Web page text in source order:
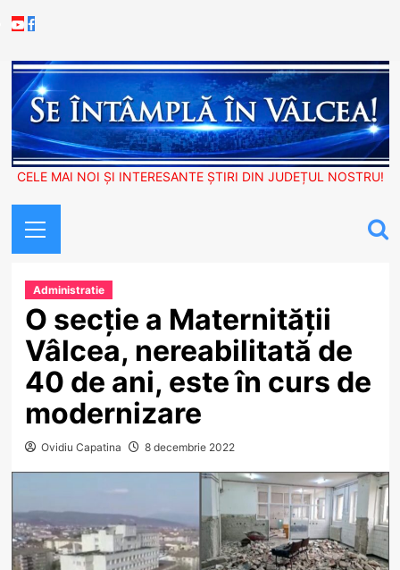
to
Youtube
Facebook
CELE MAI NOI ȘI INTERESANTE ȘTIRI DIN JUDEȚUL NOSTRU!
Menu
Administratie
O secție a Maternității
Vâlcea, nereabilitată de
40 de ani, este în curs de
modernizare
Ovidiu Capatina 8 decembrie 2022